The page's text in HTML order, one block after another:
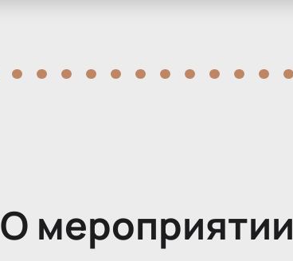
О мероприятии